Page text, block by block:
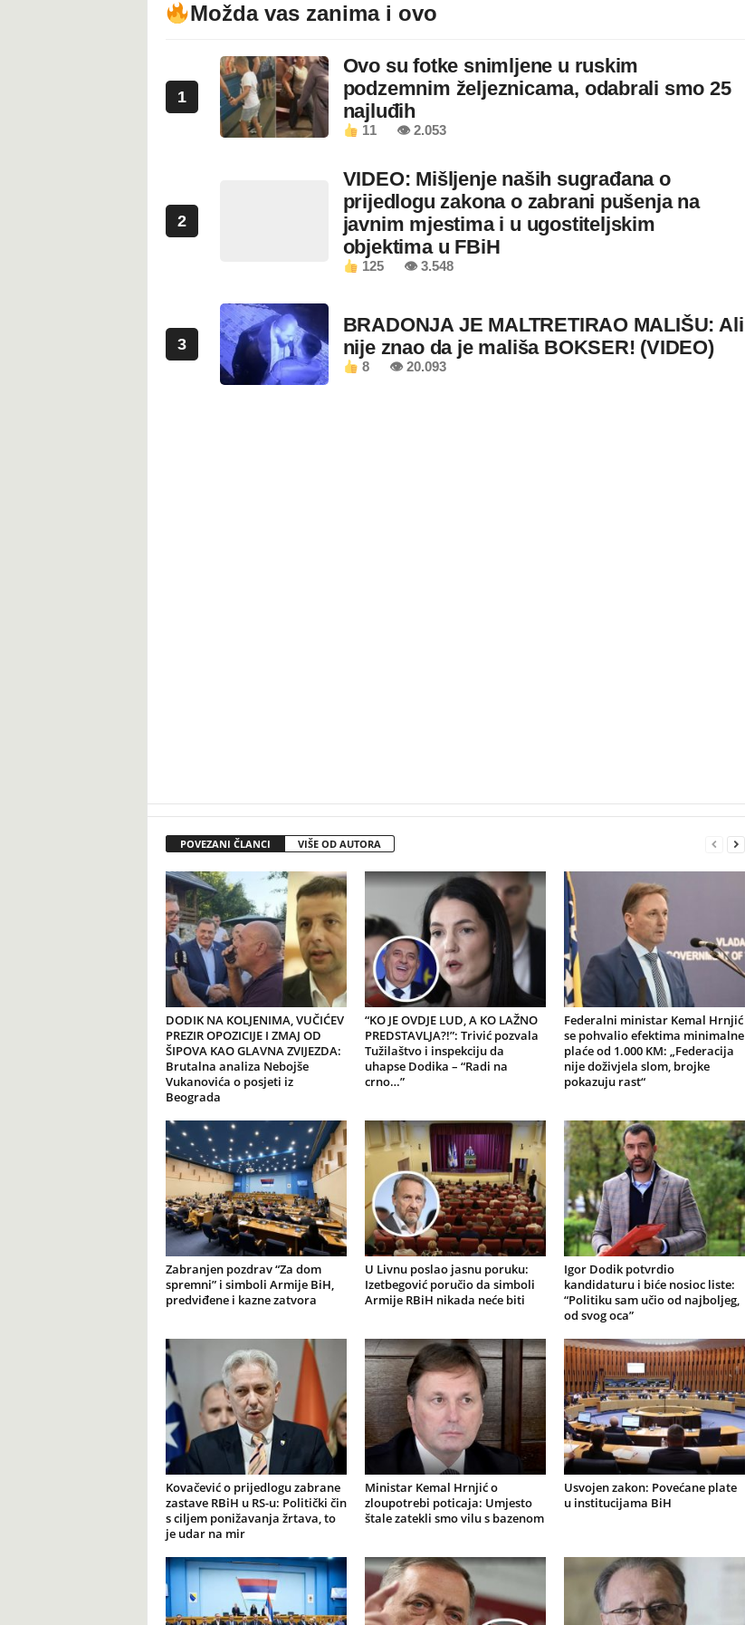
Možda vas zanima i ovo
1
Ovo su fotke snimljene u ruskim
podzemnim željeznicama, odabrali smo 25
najluđih
11 👁 2.053
2
VIDEO: Mišljenje naših sugrađana o
prijedlogu zakona o zabrani pušenja na
javnim mjestima i u ugostiteljskim
objektima u FBiH
125 👁 3.548
3
BRADONJA JE MALTRETIRAO MALIŠU: Ali
nije znao da je mališa BOKSER! (VIDEO)
8 👁 20.093
POVEZANI ČLANCI VIŠE OD AUTORA
DODIK NA KOLJENIMA, VUČIĆEV
PREZIR OPOZICIJE I ZMAJ OD
ŠIPOVA KAO GLAVNA ZVIJEZDA:
Brutalna analiza Nebojše
Vukanovića o posjeti iz
Beograda
“KO JE OVDJE LUD, A KO LAŽNO
PREDSTAVLJA?!”: Trivić pozvala
Tužilaštvo i inspekciju da
uhapse Dodika – “Radi na
crno…”
Federalni ministar Kemal Hrnjić
se pohvalio efektima minimalne
plaće od 1.000 KM: „Federacija
nije doživjela slom, brojke
pokazuju rast“
Zabranjen pozdrav “Za dom
spremni” i simboli Armije BiH,
predviđene i kazne zatvora
U Livnu poslao jasnu poruku:
Izetbegović poručio da simboli
Armije RBiH nikada neće biti
Igor Dodik potvrdio
kandidaturu i biće nosioc liste:
“Politiku sam učio od najboljeg,
od svog oca”
Kovačević o prijedlogu zabrane
zastave RBiH u RS-u: Politički čin
s ciljem ponižavanja žrtava, to
je udar na mir
Ministar Kemal Hrnjić o
zloupotrebi poticaja: Umjesto
štale zatekli smo vilu s bazenom
Usvojen zakon: Povećane plate
u institucijama BiH